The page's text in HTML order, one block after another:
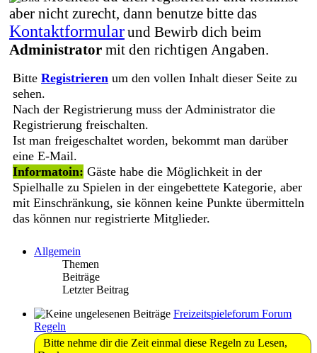
aber nicht zurecht, dann benutze bitte das
Kontaktformularund Bewirb dich beim
Administrator mit den richtigen Angaben.
Bitte Registrieren um den vollen Inhalt dieser Seite zu
sehen.
Nach der Registrierung muss der Administrator die
Registrierung freischalten.
Ist man freigeschaltet worden, bekommt man darüber
eine E-Mail.
Informatoin: Gäste habe die Möglichkeit in der
Spielhalle zu Spielen in der eingebettete Kategorie, aber
mit Einschränkung, sie können keine Punkte übermitteln
das können nur registrierte Mitglieder.
Allgemein
Themen
Beiträge
Letzter Beitrag
Freizeitspieleforum Forum
Regeln
Bitte nehme dir die Zeit einmal diese Regeln zu Lesen,